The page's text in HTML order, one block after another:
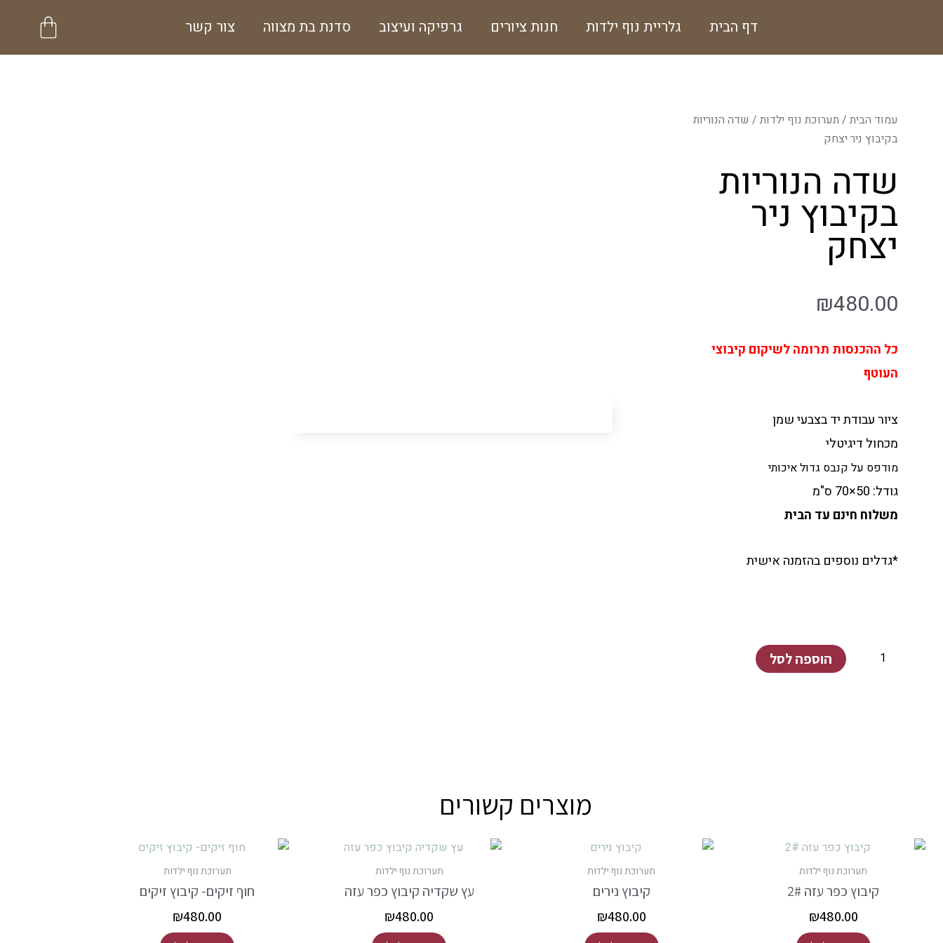
דף הבית גלריית נוף ילדות חנות ציורים גרפיקה ועיצוב סדנת בת מצווה צור קשר עגלת
קניות
עמוד הבית / תערוכת נוף ילדות / שדה הנוריות
בקיבוץ ניר יצחק
שדה הנוריות
בקיבוץ ניר
יצחק
₪480.00
כל ההכנסות תרומה לשיקום קיבוצי
העוטף
ציור עבודת יד בצבעי שמן
מכחול דיגיטלי
מודפס על קנבס גדול איכותי
גודל: 50×70 ס"מ
משלוח חינם עד הבית
*גדלים נוספים בהזמנה אישית
שדה
הוספה לסל
מוצרים קשורים
תערוכת נוף ילדות
קיבוץ כפר עזה 2#
₪480.00
תערוכת נוף ילדות
קיבוץ נירים
₪480.00
תערוכת נוף ילדות
עץ שקדיה קיבוץ כפר עזה
₪480.00
תערוכת נוף ילדות
חוף זיקים- קיבוץ זיקים
₪480.00